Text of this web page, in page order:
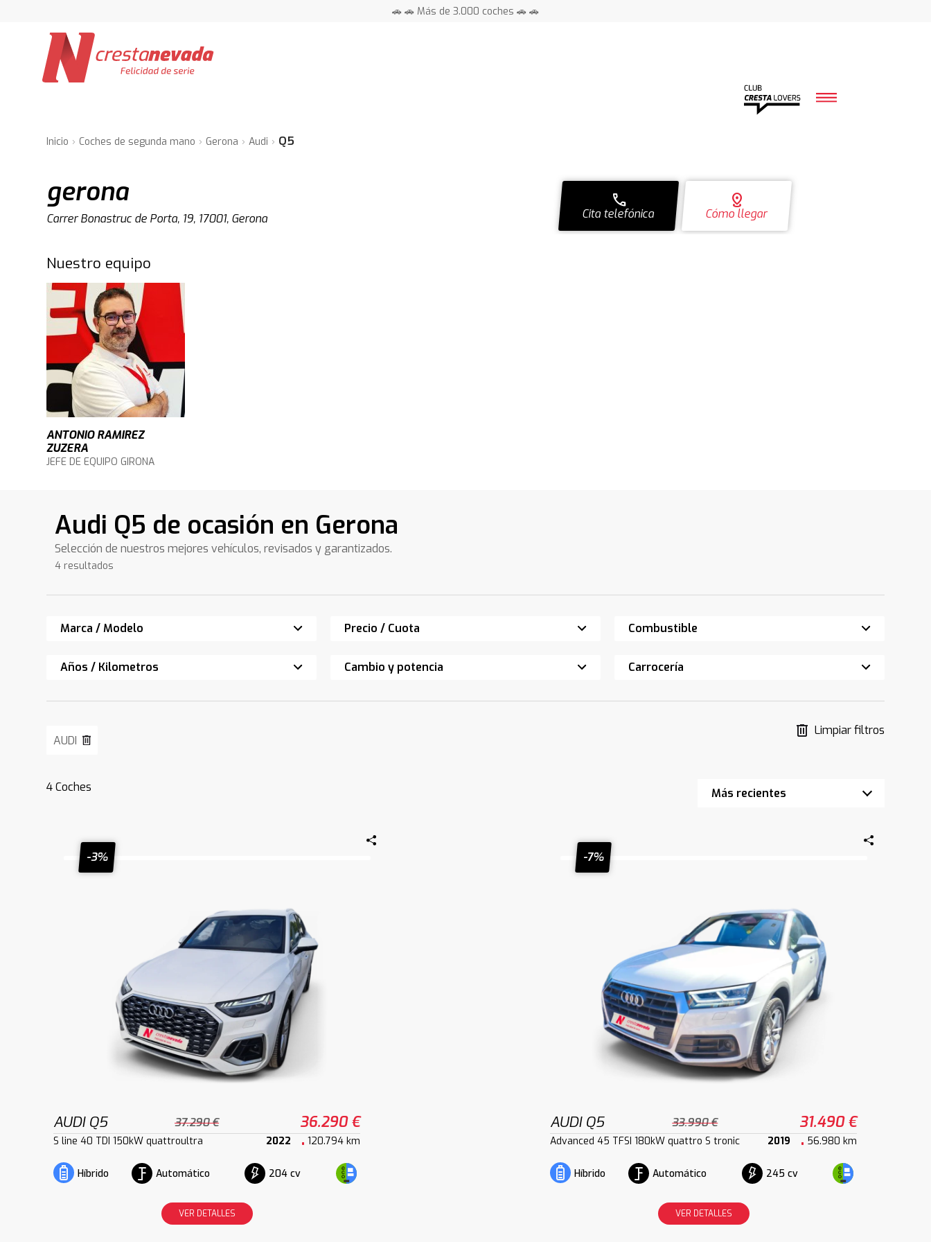
🚗 🚗 Más de 3.000 coches 🚗 🚗
Inicio Coches de segunda mano Gerona Audi Q5
gerona
Carrer Bonastruc de Porta, 19, 17001, Gerona
distance
Cómo llegar
call
Cita telefónica
Nuestro equipo
ANTONIO RAMIREZ
ZUZERA
JEFE DE EQUIPO GIRONA
Audi Q5 de ocasión en Gerona
Selección de nuestros mejores vehículos, revisados y garantizados.
4 resultados
Marca / Modelo Precio / Cuota Combustible
Años / Kilometros Cambio y potencia Carrocería
AUDI
Limpiar filtros
4Coches
-3%
AUDI Q5 37.290 € 36.290 €
S line 40 TDI 150kW quattroultra 2022 120.794 km
Híbrido Automático 204 cv
VER DETALLES
-7%
AUDI Q5 33.990 € 31.490 €
Advanced 45 TFSI 180kW quattro S tronic 2019 56.980 km
Híbrido Automático 245 cv
VER DETALLES